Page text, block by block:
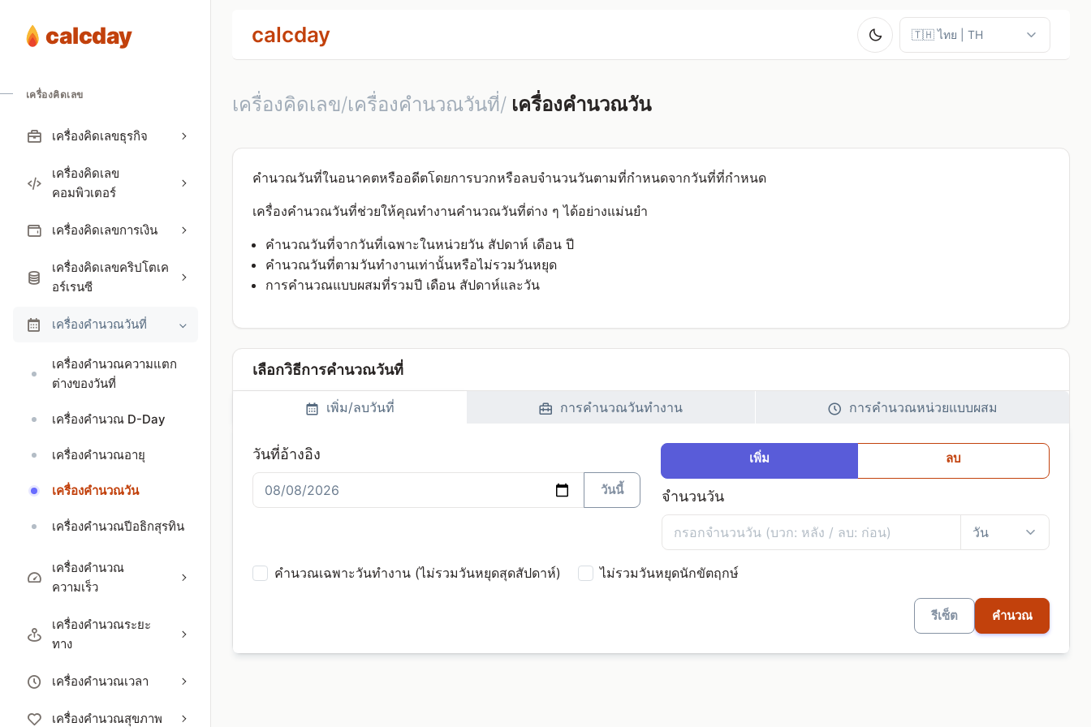
calcday
เครื่องคิดเลข
เครื่องคิดเลขธุรกิจ
เครื่องคิดเลข
คอมพิวเตอร์
เครื่องคิดเลขการเงิน
เครื่องคิดเลขคริปโตเค
อร์เรนซี
เครื่องคำนวณวันที่
เครื่องคำนวณความแตก
ต่างของวันที่
เครื่องคำนวณ D-Day
เครื่องคำนวณอายุ
เครื่องคำนวณวัน
เครื่องคำนวณปีอธิกสุรทิน
เครื่องคำนวณ
ความเร็ว
เครื่องคำนวณระยะ
ทาง
เครื่องคำนวณเวลา
เครื่องคำนวณสุขภาพ
calcday
เครื่องคิดเลข/เครื่องคำนวณวันที่/ เครื่องคำนวณวัน
คำนวณวันที่ในอนาคตหรืออดีตโดยการบวกหรือลบจำนวนวันตามที่กำหนดจากวันที่ที่กำหนด
เครื่องคำนวณวันที่ช่วยให้คุณทำงานคำนวณวันที่ต่าง ๆ ได้อย่างแม่นยำ
คำนวณวันที่จากวันที่เฉพาะในหน่วยวัน สัปดาห์ เดือน ปี
คำนวณวันที่ตามวันทำงานเท่านั้นหรือไม่รวมวันหยุด
การคำนวณแบบผสมที่รวมปี เดือน สัปดาห์และวัน
เลือกวิธีการคำนวณวันที่
เพิ่ม/ลบวันที่ การคำนวณวันทำงาน การคำนวณหน่วยแบบผสม
วันที่อ้างอิง
วันนี้
เพิ่ม ลบ
จำนวนวัน
คำนวณเฉพาะวันทำงาน (ไม่รวมวันหยุดสุดสัปดาห์) ไม่รวมวันหยุดนักขัตฤกษ์
รีเซ็ต คำนวณ